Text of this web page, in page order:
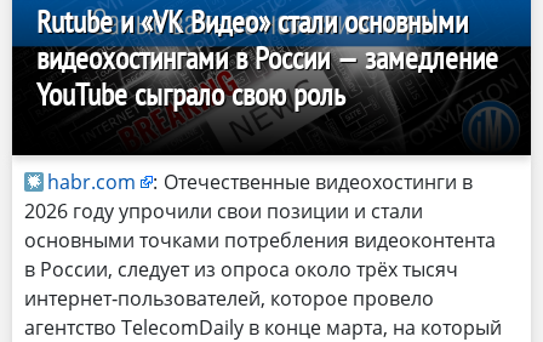
Rutube и «VK Видео» стали основными
видеохостингами в России — замедление
YouTube сыграло свою роль
habr.com : Отечественные видеохостинги в
2026 году упрочили свои позиции и стали
основными точками потребления видеоконтента
в России, следует из опроса около трёх тысяч
интернет‑пользователей, которое провело
агентство TelecomDaily в конце марта, на который